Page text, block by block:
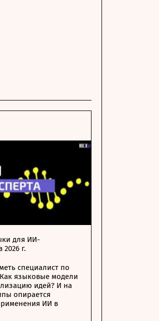
для ИИ-
2026 г.
специалист по
языковые модели
идей? И на
опирается
ИИ в